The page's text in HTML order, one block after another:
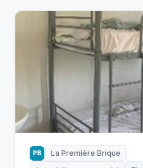
PB
La Première Brique